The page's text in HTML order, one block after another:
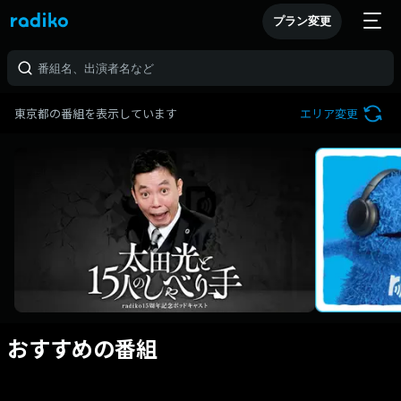
プラン変更
東京都の番組を表示しています エリア変更
おすすめの番組